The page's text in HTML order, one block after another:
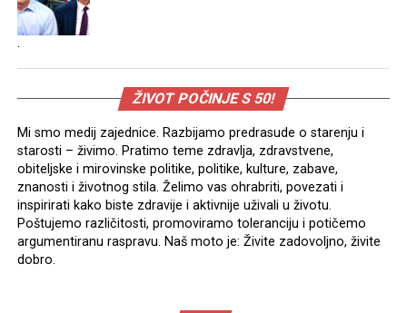
.
ŽIVOT POČINJE S 50!
Mi smo medij zajednice. Razbijamo predrasude o starenju i
starosti – živimo. Pratimo teme zdravlja, zdravstvene,
obiteljske i mirovinske politike, politike, kulture, zabave,
znanosti i životnog stila. Želimo vas ohrabriti, povezati i
inspirirati kako biste zdravije i aktivnije uživali u životu.
Poštujemo različitosti, promoviramo toleranciju i potičemo
argumentiranu raspravu. Naš moto je: Živite zadovoljno, živite
dobro.